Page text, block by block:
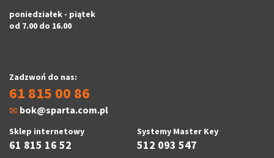
poniedziałek - piątek
od 7.00 do 16.00
Zadzwoń do nas:
61 815 00 86
bok@sparta.com.pl
Sklep internetowy
61 815 16 52
Systemy Master Key
512 093 547